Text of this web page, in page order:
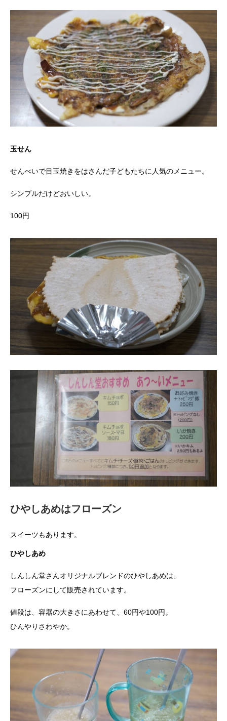
玉せん
せんべいで目玉焼きをはさんだ子どもたちに人気のメニュー。
シンプルだけどおいしい。
100円
ひやしあめはフローズン
スイーツもあります。
ひやしあめ
しんしん堂さんオリジナルブレンドのひやしあめは、
フローズンにして販売されています。
値段は、容器の大きさにあわせて、60円や100円。
ひんやりさわやか。